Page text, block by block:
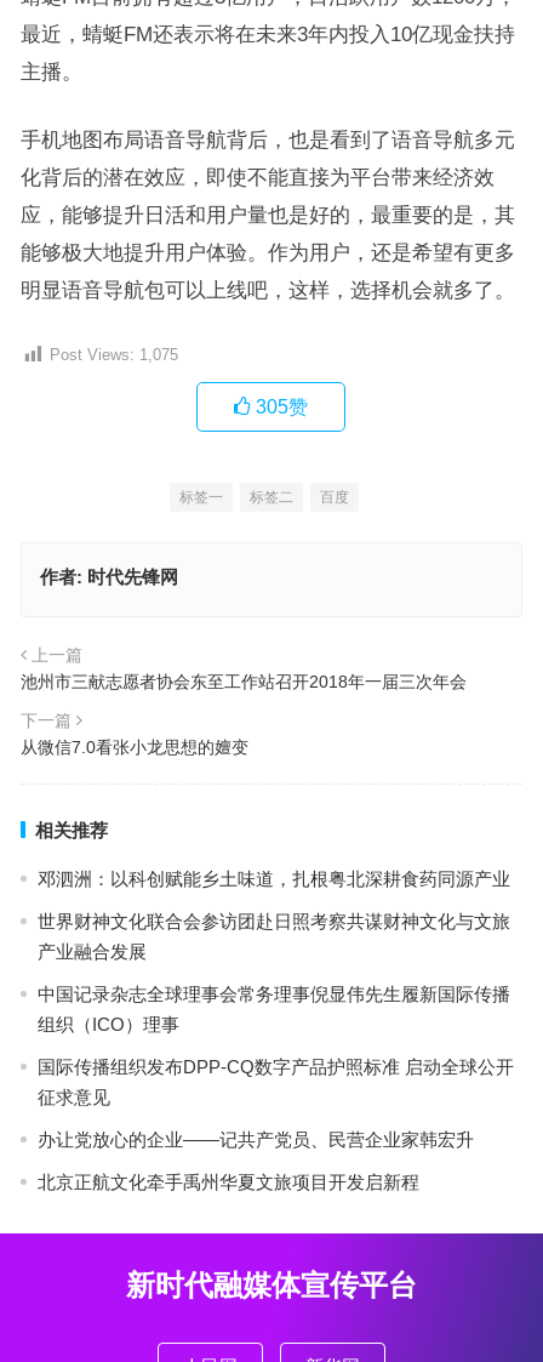
最近，蜻蜓FM还表示将在未来3年内投入10亿现金扶持
主播。
手机地图布局语音导航背后，也是看到了语音导航多元
化背后的潜在效应，即使不能直接为平台带来经济效
应，能够提升日活和用户量也是好的，最重要的是，其
能够极大地提升用户体验。作为用户，还是希望有更多
明显语音导航包可以上线吧，这样，选择机会就多了。
Post Views: 1,075
305赞
标签一 标签二 百度
作者: 时代先锋网
上一篇
池州市三献志愿者协会东至工作站召开2018年一届三次年会
下一篇
从微信7.0看张小龙思想的嬗变
相关推荐
邓泗洲：以科创赋能乡土味道，扎根粤北深耕食药同源产业
世界财神文化联合会参访团赴日照考察共谋财神文化与文旅
产业融合发展
中国记录杂志全球理事会常务理事倪显伟先生履新国际传播
组织（ICO）理事
国际传播组织发布DPP-CQ数字产品护照标准 启动全球公开
征求意见
办让党放心的企业——记共产党员、民营企业家韩宏升
北京正航文化牵手禹州华夏文旅项目开发启新程
新时代融媒体宣传平台